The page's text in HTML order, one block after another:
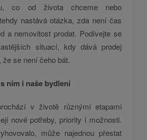
co od života chceme nebo
nastává otázka, zda není čas
a nemovitost prodat. Podívejte se
situací, kdy dává prodej
se není čeho bát.
ním i naše bydlení
v životě různými etapami
nové potřeby, priority i možnosti.
může najednou přestat